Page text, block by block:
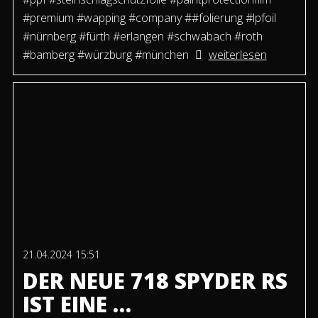
#premium #wapping #company ##folierung #lpfoil
#nürnberg #fürth #erlangen #schwabach #roth
#bamberg #würzburg #münchen
weiterlesen
21.04.2024 15:51
DER NEUE 718 SPYDER RS
IST EINE …